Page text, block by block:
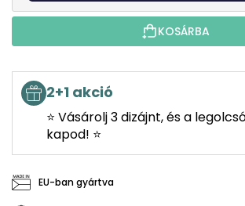
KOSÁRBA
2+1 akció
⭐ Vásárolj 3 dizájnt, és a
kapod! ⭐
EU-ban gyártva